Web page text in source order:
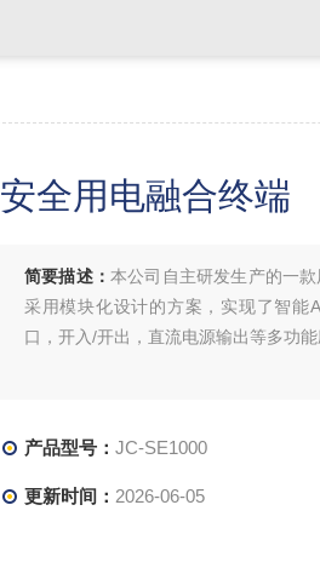
安全用电融合终端
简要描述： 本公司自主研发生产的一
采用模块化设计的方案，实现了智能
口，开入/开出，直流电源输出等多功能
产品型号： JC-SE1000
更新时间： 2026-06-05